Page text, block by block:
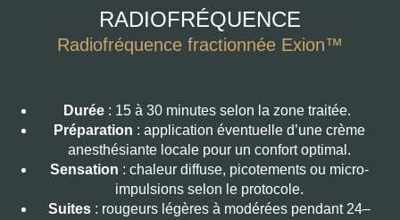
RADIOFRÉQUENCE
Radiofréquence fractionnée Exion™
Durée : 15 à 30 minutes selon la zone traitée.
Préparation : application éventuelle d’une crème
anesthésiante locale pour un confort optimal.
Sensation : chaleur diffuse, picotements ou micro-
impulsions selon le protocole.
Suites: rougeurs légères à modérées pendant 24–